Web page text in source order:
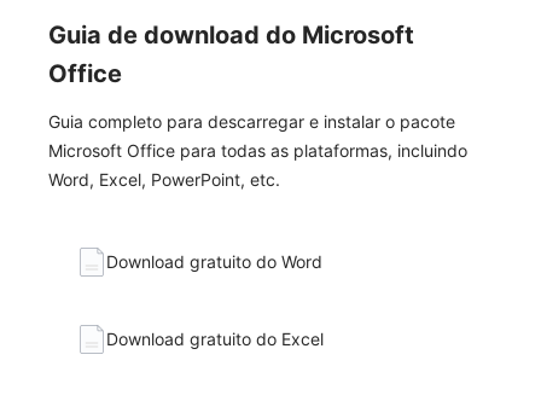
Guia de download do Microsoft
Office
Guia completo para descarregar e instalar o pacote
Microsoft Office para todas as plataformas, incluindo
Word, Excel, PowerPoint, etc.
Download gratuito do Word
Download gratuito do Excel